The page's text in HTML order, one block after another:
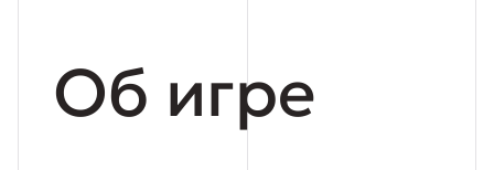
Об игре